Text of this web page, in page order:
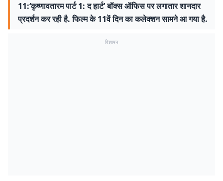
11:‘कृष्णावतारम पार्ट 1: द हार्ट’ बॉक्स ऑफिस पर लगातार शानदार
प्रदर्शन कर रही है. फिल्म के 11वें दिन का कलेक्शन सामने आ गया है.
विज्ञापन